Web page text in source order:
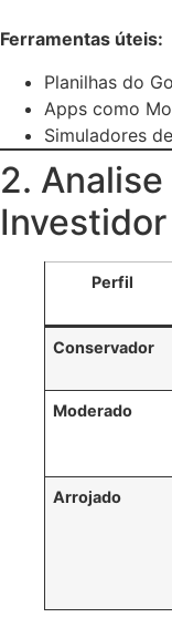
Ferramentas úteis:
Planilhas do
Apps como
Simuladores
2.
Investidor
Perfil
Conservador
Moderado
Arrojado